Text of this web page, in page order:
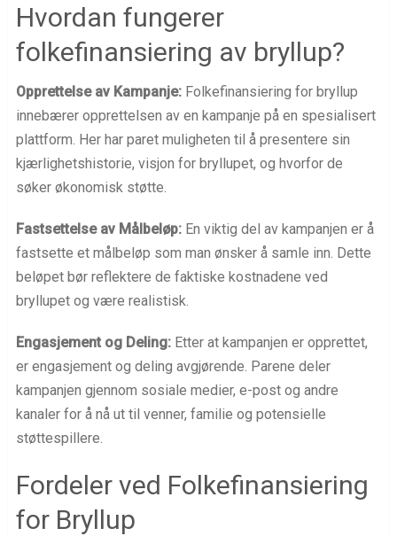
Hvordan fungerer
folkefinansiering av bryllup?
Opprettelse av Kampanje:Folkefinansiering for bryllup
innebærer opprettelsen av en kampanje på en spesialisert
plattform. Her har paret muligheten til å presentere sin
kjærlighetshistorie, visjon for bryllupet, og hvorfor de
søker økonomisk støtte.
Fastsettelse av Målbeløp:En viktig del av kampanjen er å
fastsette et målbeløp som man ønsker å samle inn. Dette
beløpet bør reflektere de faktiske kostnadene ved
bryllupet og være realistisk.
Engasjement og Deling:Etter at kampanjen er opprettet,
er engasjement og deling avgjørende. Parene deler
kampanjen gjennom sosiale medier, e-post og andre
kanaler for å nå ut til venner, familie og potensielle
støttespillere.
Fordeler ved Folkefinansiering
for Bryllup